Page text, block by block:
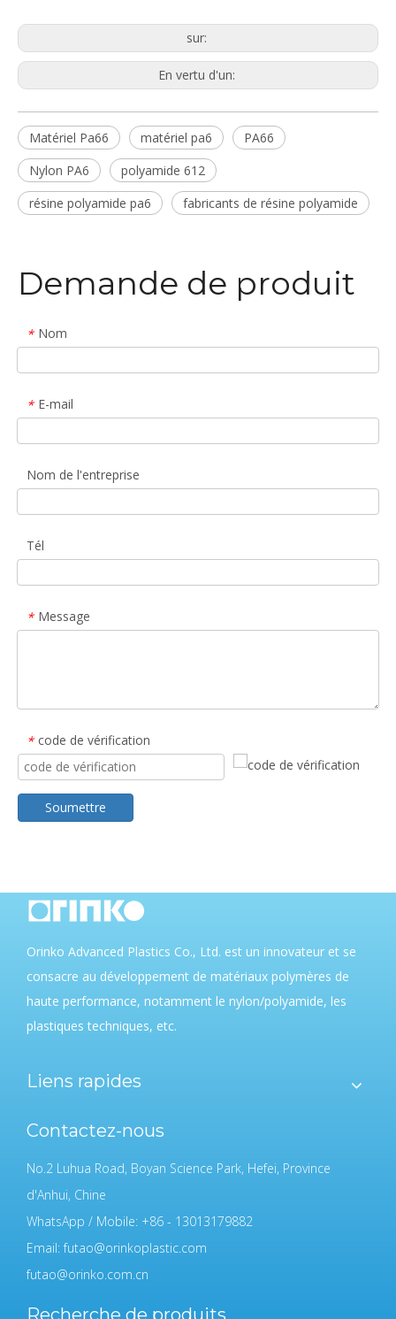
sur:
En vertu d'un:
Matériel Pa66 matériel pa6
PA66
Nylon PA6
polyamide 612
résine polyamide pa6
fabricants de résine polyamide
Demande de produit
* Nom
* E-mail
Nom de l'entreprise
Tél
* Message
* code de vérification
Soumettre
Orinko Advanced Plastics Co., Ltd. est un innovateur et se
consacre au développement de matériaux polymères de
haute performance, notamment le nylon/polyamide, les
plastiques techniques, etc.
Liens rapides
Contactez-nous
No.2 Luhua Road, Boyan Science Park, Hefei, Province
d'Anhui, Chine
WhatsApp / Mobile: +86 - 13013179882
Email:futao@orinkoplastic.com
futao@orinko.com.cn